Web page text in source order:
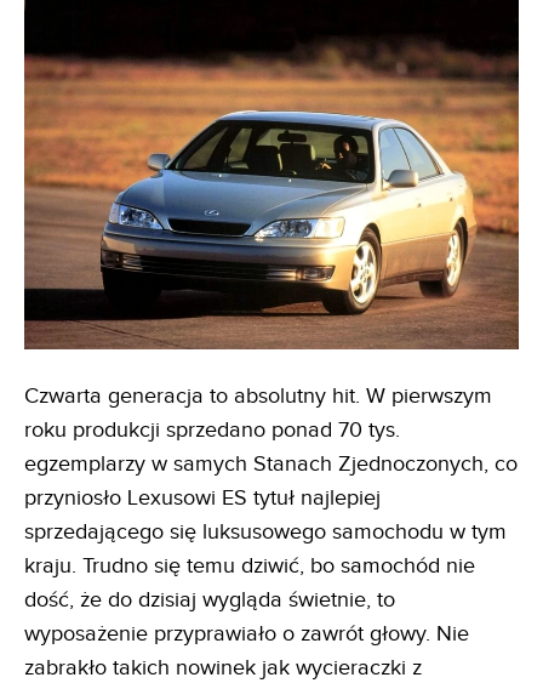
Czwarta generacja to absolutny hit. W pierwszym
roku produkcji sprzedano ponad 70 tys.
egzemplarzy w samych Stanach Zjednoczonych, co
przyniosło Lexusowi ES tytuł najlepiej
sprzedającego się luksusowego samochodu w tym
kraju. Trudno się temu dziwić, bo samochód nie
dość, że do dzisiaj wygląda świetnie, to
wyposażenie przyprawiało o zawrót głowy. Nie
zabrakło takich nowinek jak wycieraczki z